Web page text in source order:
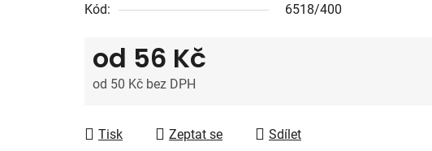
Kód: 6518/400
od 56 Kč
od 50 Kč bez DPH
Tisk
Zeptat se Sdílet